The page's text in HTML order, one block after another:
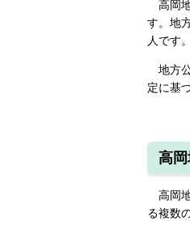
高岡
す。地
人です。
地方
定に基
高
高岡
る複数